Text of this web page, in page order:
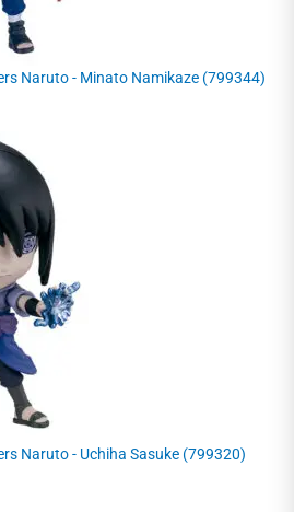
Naruto - Minato Namikaze (799344)
Naruto - Uchiha Sasuke (799320)